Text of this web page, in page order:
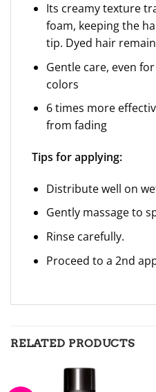
Its creamy texture
foam, keeping the
tip. Dyed hair
Gentle care, even
colors
6 times more
from fading
Tips for applying:
Distribute well on
Gently massage to
Rinse carefully.
Proceed to a 2nd
RELATED PRODUCTS